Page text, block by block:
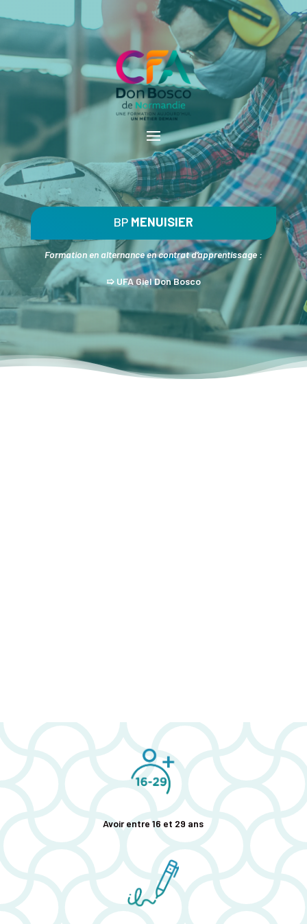
BP MENUISIER
Formation en alternance en contrat d’apprentissage :
➯ UFA Giel Don Bosco
Avoir entre 16 et 29 ans